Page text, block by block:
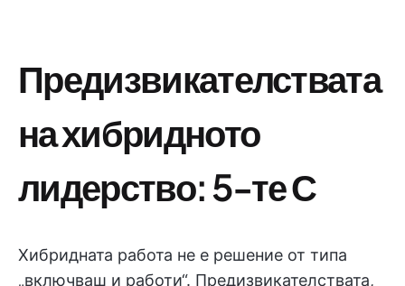
Предизвикателствата
на хибридното
лидерство: 5-те С
Хибридната работа не е решение от типа
„включваш и работи“. Предизвикателствата,